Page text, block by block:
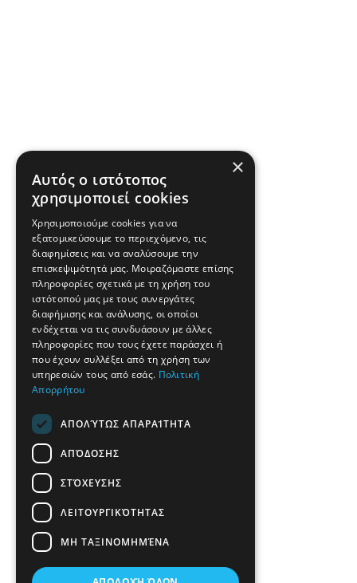
×
Αυτός ο ιστότοπος
χρησιμοποιεί cookies
Χρησιμοποιούμε cookies για να
εξατομικεύσουμε το περιεχόμενο, τις
διαφημίσεις και να αναλύσουμε την
επισκεψιμότητά μας. Μοιραζόμαστε επίσης
πληροφορίες σχετικά με τη χρήση του
ιστότοπού μας με τους συνεργάτες
διαφήμισης και ανάλυσης, οι οποίοι
ενδέχεται να τις συνδυάσουν με άλλες
πληροφορίες που τους έχετε παράσχει ή
που έχουν συλλέξει από τη χρήση των
υπηρεσιών τους από εσάς. Πολιτική
Απορρήτου
ΑΠΟΛΎΤΩΣ ΑΠΑΡΑΊΤΗΤΑ
ΑΠΌΔΟΣΗΣ
ΣΤΌΧΕΥΣΗΣ
ΛΕΙΤΟΥΡΓΙΚΌΤΗΤΑΣ
ΜΗ ΤΑΞΙΝΟΜΗΜΈΝΑ